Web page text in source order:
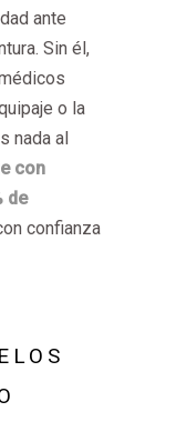
ante
Sin él,
o la
nada al
con
de
confianza